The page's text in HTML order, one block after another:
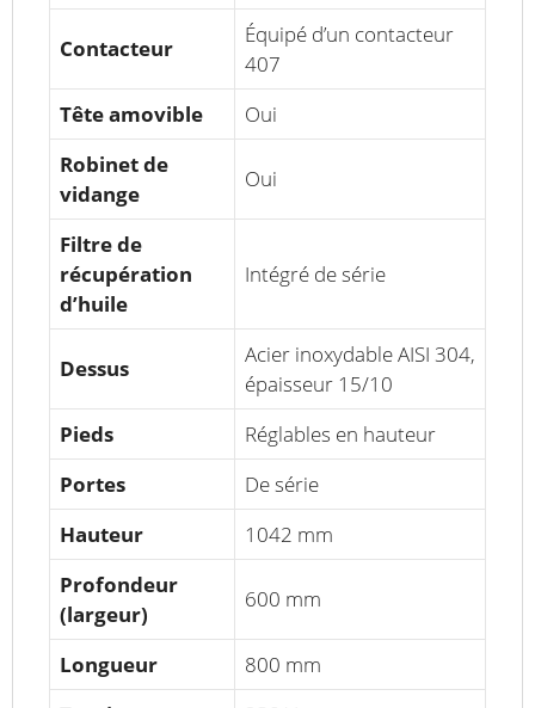
Contacteur
Équipé d’un contacteur
407
Tête amovible
Oui
Robinet de
vidange
Oui
Filtre de
récupération
d’huile
Intégré de série
Dessus
Acier inoxydable AISI 304,
épaisseur 15/10
Pieds
Réglables en hauteur
Portes
De série
Hauteur
1042 mm
Profondeur
(largeur)
600 mm
Longueur
800 mm